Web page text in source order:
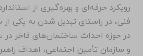
رویکرد حرفه‌ای و بهره‌گیری از
فنی، در راستای تبدیل شدن به یکی
در حوزه احداث ساختمان‌های فاخر
و سازمان تأمین اجتماعی، اهداف